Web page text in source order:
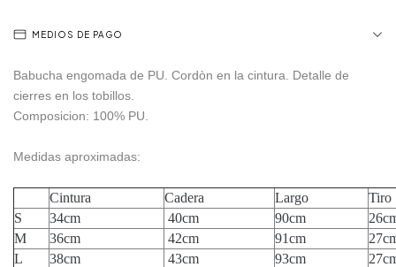
MEDIOS DE PAGO
Babucha engomada de PU. Cordòn en la cintura. Detalle de
cierres en los tobillos.
Composicion: 100% PU.
Medidas aproximadas:
Cintura Cadera Largo
Tiro
S
34cm 40cm 90cm
M
36cm 42cm 91cm
L
38cm 43cm 93cm